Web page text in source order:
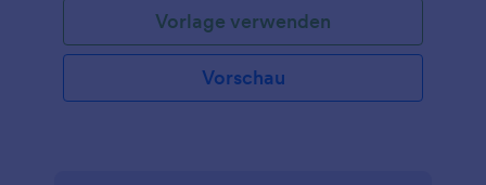
Vorlage verwenden
Vorschau